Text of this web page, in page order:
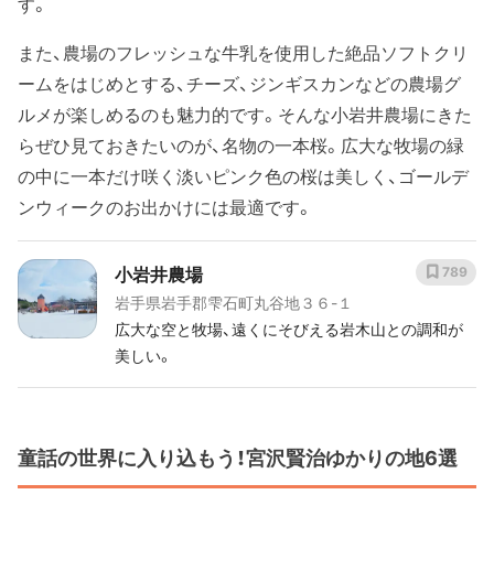
また、農場のフレッシュな牛乳を使用した絶品ソフトクリ
ームをはじめとする、チーズ、ジンギスカンなどの農場グ
ルメが楽しめるのも魅力的です。そんな小岩井農場にきた
らぜひ見ておきたいのが、名物の一本桜。広大な牧場の緑
の中に一本だけ咲く淡いピンク色の桜は美しく、ゴールデ
ンウィークのお出かけには最適です。
小岩井農場
岩手県岩手郡雫石町丸谷地３６-１
広大な空と牧場、遠くにそびえる岩木山との調和が
美しい。
789
童話の世界に入り込もう！宮沢賢治ゆかりの地6選